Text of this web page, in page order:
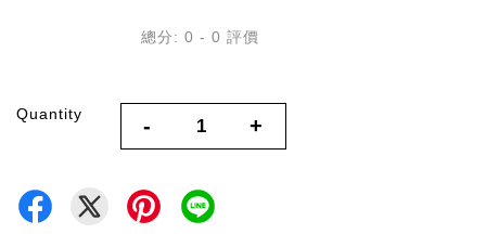
總分: 0 - 0 評價
Quantity - +